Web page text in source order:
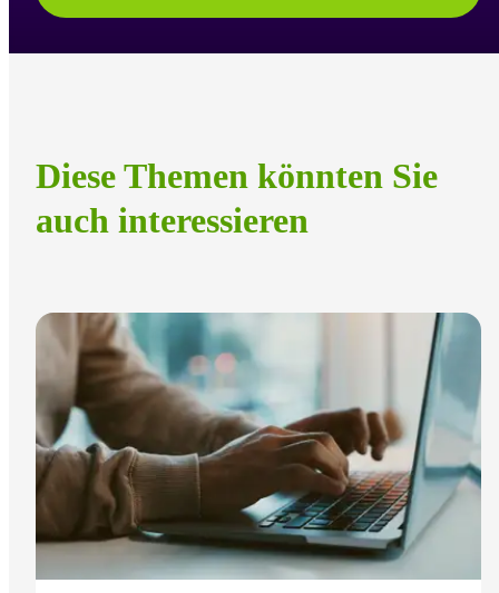
Diese Themen könnten Sie
auch interessieren